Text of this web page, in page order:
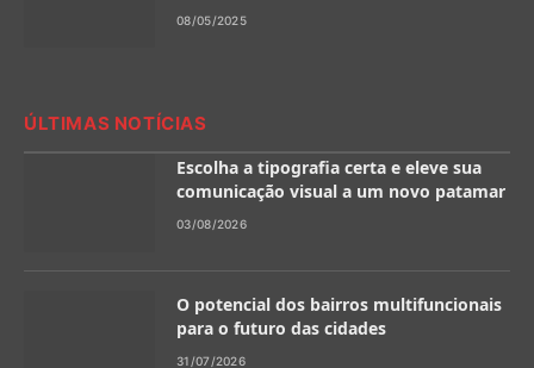
08/05/2025
ÚLTIMAS NOTÍCIAS
Escolha a tipografia certa e eleve sua
comunicação visual a um novo patamar
03/08/2026
O potencial dos bairros multifuncionais
para o futuro das cidades
31/07/2026